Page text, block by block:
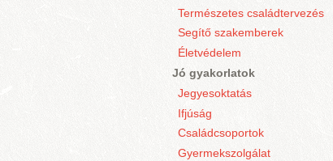
Természetes családtervezés
Segítő szakemberek
Életvédelem
Jó gyakorlatok
Jegyesoktatás
Ifjúság
Családcsoportok
Gyermekszolgálat